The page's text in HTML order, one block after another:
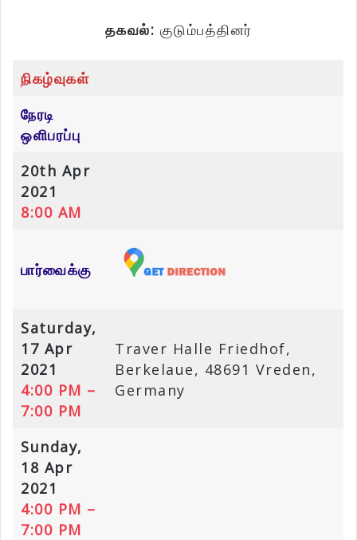
தகவல்: குடும்பத்தினர்
நிகழ்வுகள்
நேரடி
ஒளிபரப்பு
20th Apr
2021
8:00 AM
பார்வைக்கு
Saturday,
17 Apr
2021
4:00 PM –
7:00 PM
Traver Halle Friedhof,
Berkelaue, 48691 Vreden,
Germany
Sunday,
18 Apr
2021
4:00 PM –
7:00 PM